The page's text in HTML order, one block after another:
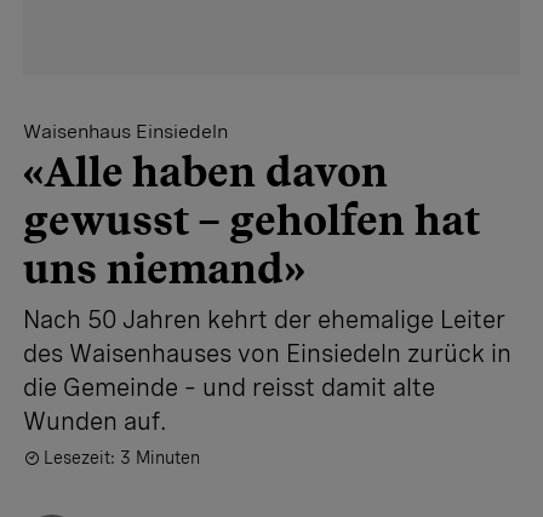
Waisenhaus Einsiedeln
«Alle haben davon
gewusst – geholfen hat
uns niemand»
Nach 50 Jahren kehrt der ehemalige Leiter
des Waisenhauses von Einsiedeln zurück in
die Gemeinde – und reisst damit alte
Wunden auf.
Lesezeit: 3 Minuten